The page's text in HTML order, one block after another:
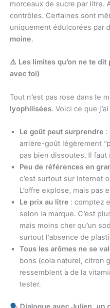
morceaux de sucre par litre.
contrôles. Certaines sont
uniquement édulcorées par
moine.
⚠ Les limites qu’on ne te
avec toi)
Tout n’est pas rose dans le
lyophilisées. Voici ce que
Le goût peut surprendre :
arrière-goût légèrement
pas bien dissoutes. Il
Peu de références en
c’est surtout sur Internet
L’offre explose, mais pas
Le prix au litre : comptez
selon la marque. C’est
mais moins cher qu’un
surtout l’absence de
Tous les arômes ne se
bons (cola naturel, citron
ressemblent à de la
tester.